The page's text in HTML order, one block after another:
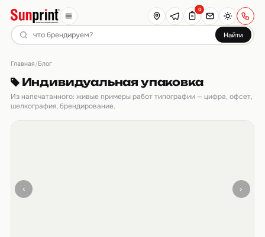
Найти
0
Главная/Блог
Индивидуальная упаковка
Из напечатанного: живые примеры работ типографии — цифра, офсет,
шелкография, брендирование.
‹ ›